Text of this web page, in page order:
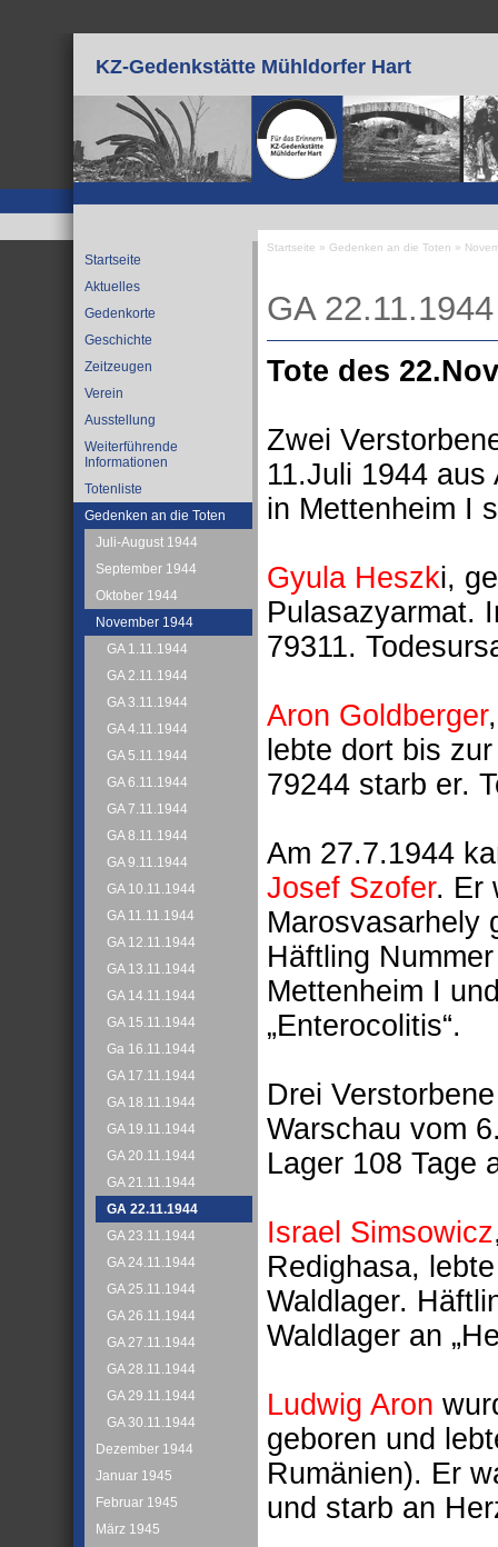
KZ-Gedenkstätte Mühldorfer Hart
Startseite
Aktuelles
Gedenkorte
Geschichte
Zeitzeugen
Verein
Ausstellung
Weiterführende
Informationen
Totenliste
Gedenken an die Toten
Juli-August 1944
September 1944
Oktober 1944
November 1944
GA 1.11.1944
GA 2.11.1944
GA 3.11.1944
GA 4.11.1944
GA 5.11.1944
GA 6.11.1944
GA 7.11.1944
GA 8.11.1944
GA 9.11.1944
GA 10.11.1944
GA 11.11.1944
GA 12.11.1944
GA 13.11.1944
GA 14.11.1944
GA 15.11.1944
Ga 16.11.1944
GA 17.11.1944
GA 18.11.1944
GA 19.11.1944
GA 20.11.1944
GA 21.11.1944
GA 22.11.1944
GA 23.11.1944
GA 24.11.1944
GA 25.11.1944
GA 26.11.1944
GA 27.11.1944
GA 28.11.1944
GA 29.11.1944
GA 30.11.1944
Dezember 1944
Januar 1945
Februar 1945
März 1945
Startseite » Gedenken an die Toten »
GA 22.11.1944
Tote des
Zwei
11.Juli 1944
in Mettenheim I
Gyula Heszki,
Pulasazyarmat.
79311.
Aron Goldberger
lebte dort bis
79244 starb er.
Am 27.7.1944
Josef Szofer. Er
Marosvasarhely
Häftling
Mettenheim I
„Enterocolitis“.
Drei
Warschau vom
Lager 108 Tage
Israel Simsowicz
Redighasa,
Waldlager.
Waldlager an
Ludwig Aron
geboren und
Rumänien). Er
und starb an